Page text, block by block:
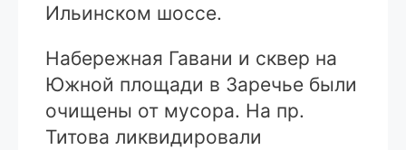
Ильинском шоссе.
Набережная Гавани и сквер на
Южной площади в Заречье были
очищены от мусора. На пр.
Титова ликвидировали